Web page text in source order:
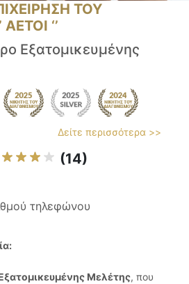
ΤΟΥ
‘’
Εξατομικευμένης
Δείτε περισσότερα >>
(14)
τηλεφώνου
Μελέτης, που